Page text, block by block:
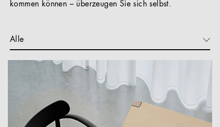
kommen können – überzeugen Sie sich selbst.
Alle